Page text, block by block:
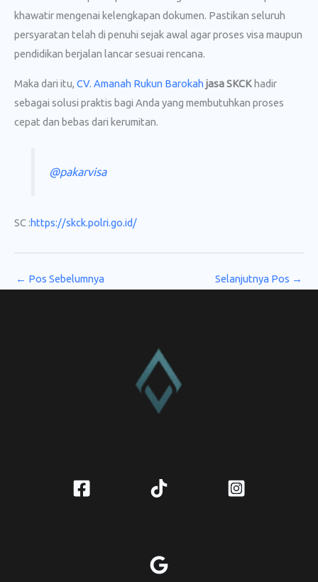
khawatir mengenai kelengkapan dokumen. Pastikan seluruh
persyaratan telah di penuhi sejak awal agar proses visa maupun
pendidikan berjalan lancar sesuai rencana.
Maka dari itu, CV. Amanah Rukun Barokah jasa SKCK hadir
sebagai solusi praktis bagi Anda yang membutuhkan proses
cepat dan bebas dari kerumitan.
@pakarvisa
SC :https://skck.polri.go.id/
← Pos Sebelumnya Selanjutnya Pos →